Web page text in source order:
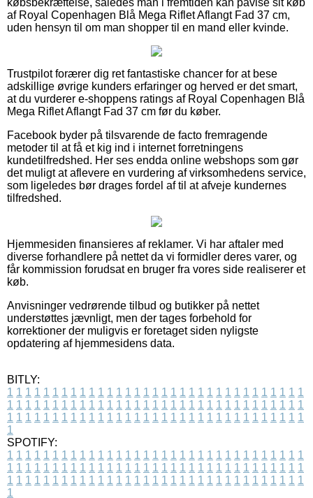
købsbekræftelse, således man i fremtiden kan påvise sit køb
af Royal Copenhagen Blå Mega Riflet Aflangt Fad 37 cm,
uden hensyn til om man shopper til en mand eller kvinde.
Trustpilot forærer dig ret fantastiske chancer for at bese
adskillige øvrige kunders erfaringer og herved er det smart,
at du vurderer e-shoppens ratings af Royal Copenhagen Blå
Mega Riflet Aflangt Fad 37 cm før du køber.
Facebook byder på tilsvarende de facto fremragende
metoder til at få et kig ind i internet forretningens
kundetilfredshed. Her ses endda online webshops som gør
det muligt at aflevere en vurdering af virksomhedens service,
som ligeledes bør drages fordel af til at afveje kundernes
tilfredshed.
Hjemmesiden finansieres af reklamer. Vi har aftaler med
diverse forhandlere på nettet da vi formidler deres varer, og
får kommission forudsat en bruger fra vores side realiserer et
køb.
Anvisninger vedrørende tilbud og butikker på nettet
understøttes jævnligt, men der tages forbehold for
korrektioner der muligvis er foretaget siden nyligste
opdatering af hjemmesidens data.
BITLY:
1 1 1 1 1 1 1 1 1 1 1 1 1 1 1 1 1 1 1 1 1 1 1 1 1 1 1 1 1 1 1 1 1
1 1 1 1 1 1 1 1 1 1 1 1 1 1 1 1 1 1 1 1 1 1 1 1 1 1 1 1 1 1 1 1 1
1 1 1 1 1 1 1 1 1 1 1 1 1 1 1 1 1 1 1 1 1 1 1 1 1 1 1 1 1 1 1 1 1
1
SPOTIFY:
1 1 1 1 1 1 1 1 1 1 1 1 1 1 1 1 1 1 1 1 1 1 1 1 1 1 1 1 1 1 1 1 1
1 1 1 1 1 1 1 1 1 1 1 1 1 1 1 1 1 1 1 1 1 1 1 1 1 1 1 1 1 1 1 1 1
1 1 1 1 1 1 1 1 1 1 1 1 1 1 1 1 1 1 1 1 1 1 1 1 1 1 1 1 1 1 1 1 1
1